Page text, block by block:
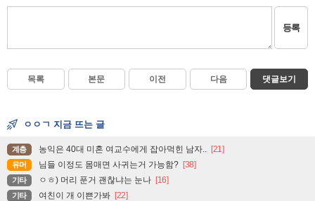
등록
목록 본문 이전 다음 댓글보기
ㅇㅇㄱ 지금 뜨는 글
계층 농익은 40대 미혼 여교수에게 잡아먹힌 남자.. [21]
유머 님들 이정도 몸매면 사귀는거 가능함? [38]
기타 ㅇㅎ) 머리 푼거 괜찮냐는 눈나 [16]
기타 여친이 개 이쁜가봐 [22]